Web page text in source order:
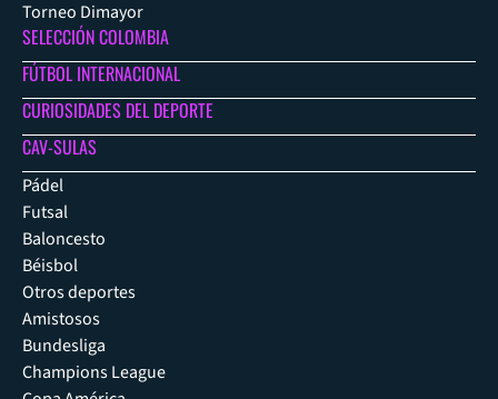
Torneo Dimayor
SELECCIÓN COLOMBIA
FÚTBOL INTERNACIONAL
CURIOSIDADES DEL DEPORTE
CAV-SULAS
Pádel
Futsal
Baloncesto
Béisbol
Otros deportes
Amistosos
Bundesliga
Champions League